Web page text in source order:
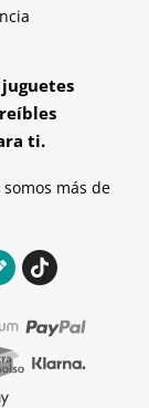
ti.
somos más de